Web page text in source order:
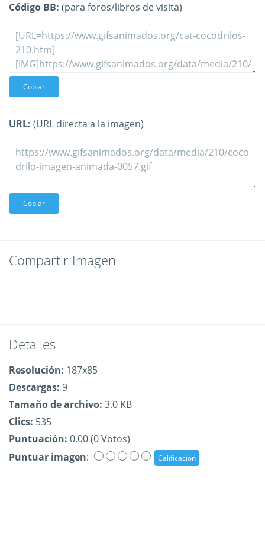
Código BB: (para foros/libros de visita)
Copiar
URL: (URL directa a la imagen)
Copiar
Compartir Imagen
Detalles
Resolución: 187x85
Descargas: 9
Tamaño de archivo: 3.0 KB
Clics: 535
Puntuación: 0.00 (0 Votos)
Puntuar imagen: